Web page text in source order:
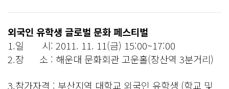
외국인 유학생 글로벌 문화 페스티벌
1.일 시: 2011. 11. 11(금) 15:00~17:00
2.장 소 : 해운대 문화회관 고운홀(장산역 3분거리)
3.참가자격 : 부산지역 대학교 외국인 유학생 (학교 및